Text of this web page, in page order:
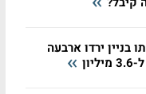
בניין ירדו ארבעה